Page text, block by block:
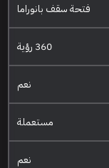
فتحة سقف بانوراما
360 رؤية
نعم
مستعملة
نعم